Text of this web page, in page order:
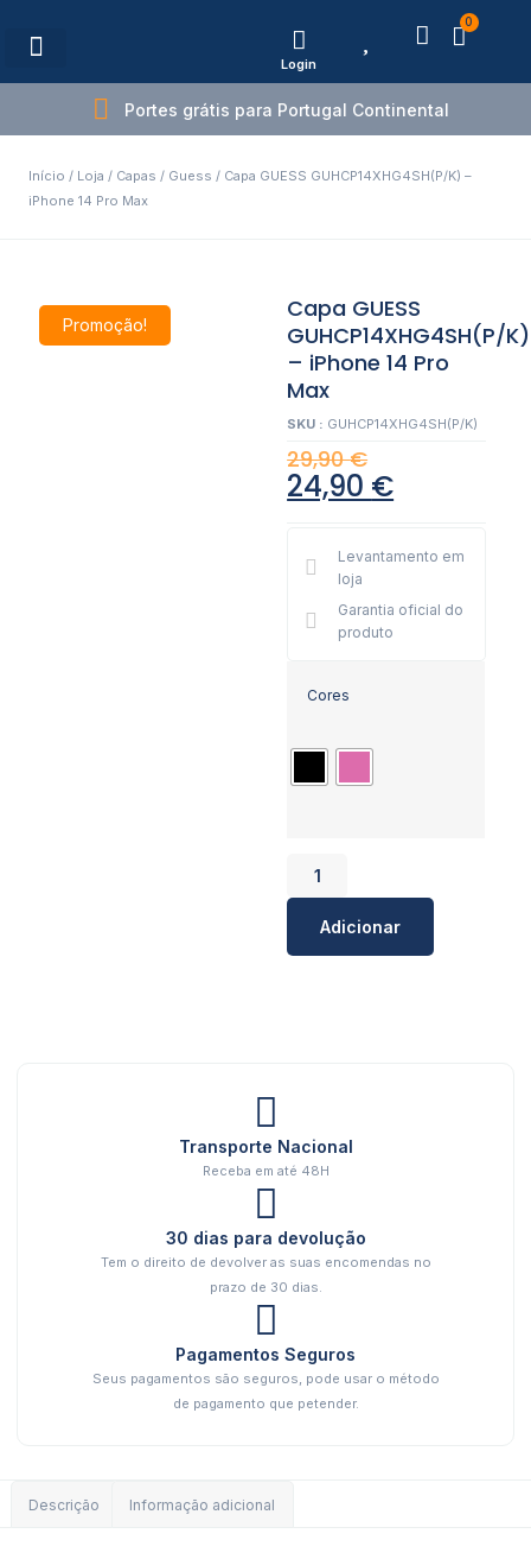
Login
0
Portes grátis para Portugal Continental
Início / Loja / Capas / Guess / Capa GUESS GUHCP14XHG4SH(P/K) –
iPhone 14 Pro Max
Promoção!
Capa GUESS
GUHCP14XHG4SH(P/K)
– iPhone 14 Pro
Max
SKU : GUHCP14XHG4SH(P/K)
29,90€
24,90 €
Levantamento em
loja
Garantia oficial do
produto
Cores
Adicionar
Transporte Nacional
Receba em até 48H
30 dias para devolução
Tem o direito de devolver as suas encomendas no
prazo de 30 dias.
Pagamentos Seguros
Seus pagamentos são seguros, pode usar o método
de pagamento que petender.
Descrição Informação adicional